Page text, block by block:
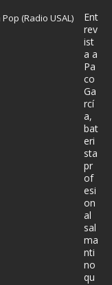
Ent
rev
ist
a a
Pa
co
Ga
rcí
a,
bat
eri
sta
pr
of
esi
on
al
sal
ma
nti
no
qu